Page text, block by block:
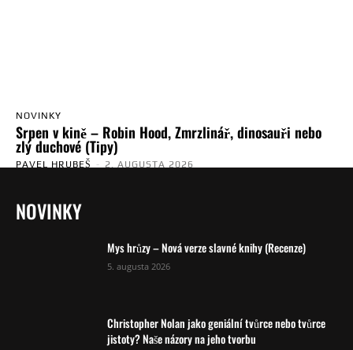
NOVINKY
Srpen v kině – Robin Hood, Zmrzlinář, dinosauři nebo
zlý duchové (Tipy)
PAVEL HRUBEŠ - 2. AUGUSTA 2026
NOVINKY
Mys hrůzy – Nová verze slavné knihy (Recenze)
5. augusta 2026
Christopher Nolan jako geniální tvůrce nebo tvůrce
jistoty? Naše názory na jeho tvorbu